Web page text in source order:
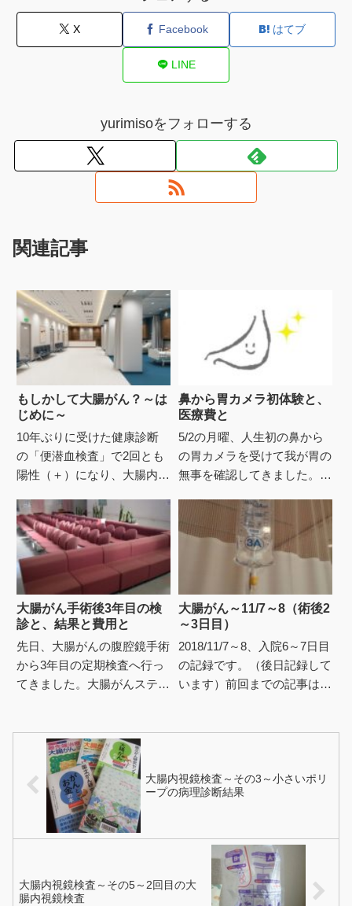
X Facebook はてブ
LINE
yurimisoをフォローする
関連記事
もしかして大腸がん？～は
じめに～
10年ぶりに受けた健康診断
の「便潜血検査」で2回とも
陽性（＋）になり、大腸内視
2018年10月4日。それから怒
涛のように検査と入院、そし
て...
鼻から胃カメラ初体験と、
医療費と
5/2の月曜、人生初の鼻から
の胃カメラを受けて我が胃の
無事を確認してきました。胃
理由は、その一週間前の大腸
がん術後の定期検査のCTで
大腸がん手術後3年目の検
診と、結果と費用と
先日、大腸がんの腹腔鏡手術
から3年目の定期検査へ行っ
てきました。大腸がんステー
るため3ヵ月毎に検査に通
大腸がん～11/7～8（術後2
～3日目）
2018/11/7～8、入院6～7日目
の記録です。（後日記録して
います）前回までの記事はこ
大腸内視鏡検査～その3～小さいポリ
ープの病理診断結果
大腸内視鏡検査～その5～2回目の大
腸内視鏡検査